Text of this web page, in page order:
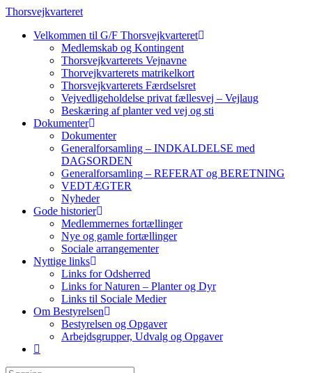
Skip
content
Thorsvejkvarteret
Velkommen til G/F Thorsvejkvarteret
Medlemskab og Kontingent
Thorsvejkvarterets Vejnavne
Thorvejkvarterets matrikelkort
Thorsvejkvarterets Færdselsret
Vejvedligeholdelse privat fællesvej – Vejlaug
Beskæring af planter ved vej og sti
Dokumenter
Dokumenter
Generalforsamling – INDKALDELSE med
DAGSORDEN
Generalforsamling – REFERAT og BERETNING
VEDTÆGTER
Nyheder
Gode historier
Medlemmernes fortællinger
Nye og gamle fortællinger
Sociale arrangementer
Nyttige links
Links for Odsherred
Links for Naturen – Planter og Dyr
Links til Sociale Medier
Om Bestyrelsen
Bestyrelsen og Opgaver
Arbejdsgrupper, Udvalg og Opgaver
Toggle